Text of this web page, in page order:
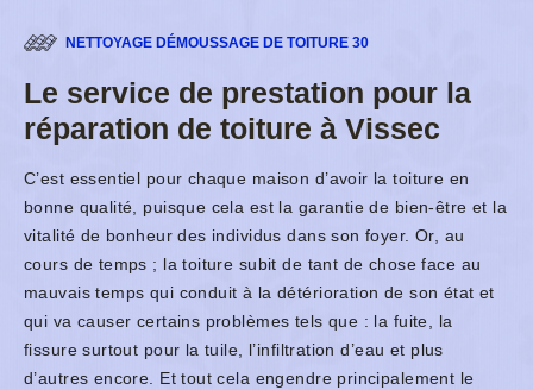
NETTOYAGE DÉMOUSSAGE DE TOITURE 30
Le service de prestation pour la
réparation de toiture à Vissec
C’est essentiel pour chaque maison d’avoir la toiture en
bonne qualité, puisque cela est la garantie de bien-être et la
vitalité de bonheur des individus dans son foyer. Or, au
cours de temps ; la toiture subit de tant de chose face au
mauvais temps qui conduit à la détérioration de son état et
qui va causer certains problèmes tels que : la fuite, la
fissure surtout pour la tuile, l’infiltration d’eau et plus
d’autres encore. Et tout cela engendre principalement le